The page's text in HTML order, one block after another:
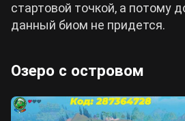
стартовой точкой, а потому
данный биом не придется.
Озеро с островом